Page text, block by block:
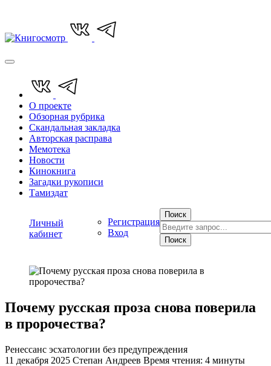
О проекте
Обзорная рубрика
Скандальная закладка
Авторская расправа
Мемотека
Новости
Кинокнига
Загадки рукописи
Тамиздат
Личный
кабинет
Регистрация
Вход
Поиск
Поиск
Почему русская проза снова поверила
в пророчества?
Ренессанс эсхатологии без предупреждения
11 декабря 2025 Степан Андреев Время чтения: 4 минуты